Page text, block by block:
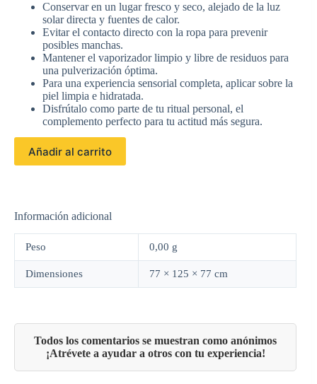
Conservar en un lugar fresco y seco, alejado de la luz
solar directa y fuentes de calor.
Evitar el contacto directo con la ropa para prevenir
posibles manchas.
Mantener el vaporizador limpio y libre de residuos para
una pulverización óptima.
Para una experiencia sensorial completa, aplicar sobre la
piel limpia e hidratada.
Disfrútalo como parte de tu ritual personal, el
complemento perfecto para tu actitud más segura.
Añadir al carrito
Información adicional
Peso 0,00 g
Dimensiones 77 × 125 × 77 cm